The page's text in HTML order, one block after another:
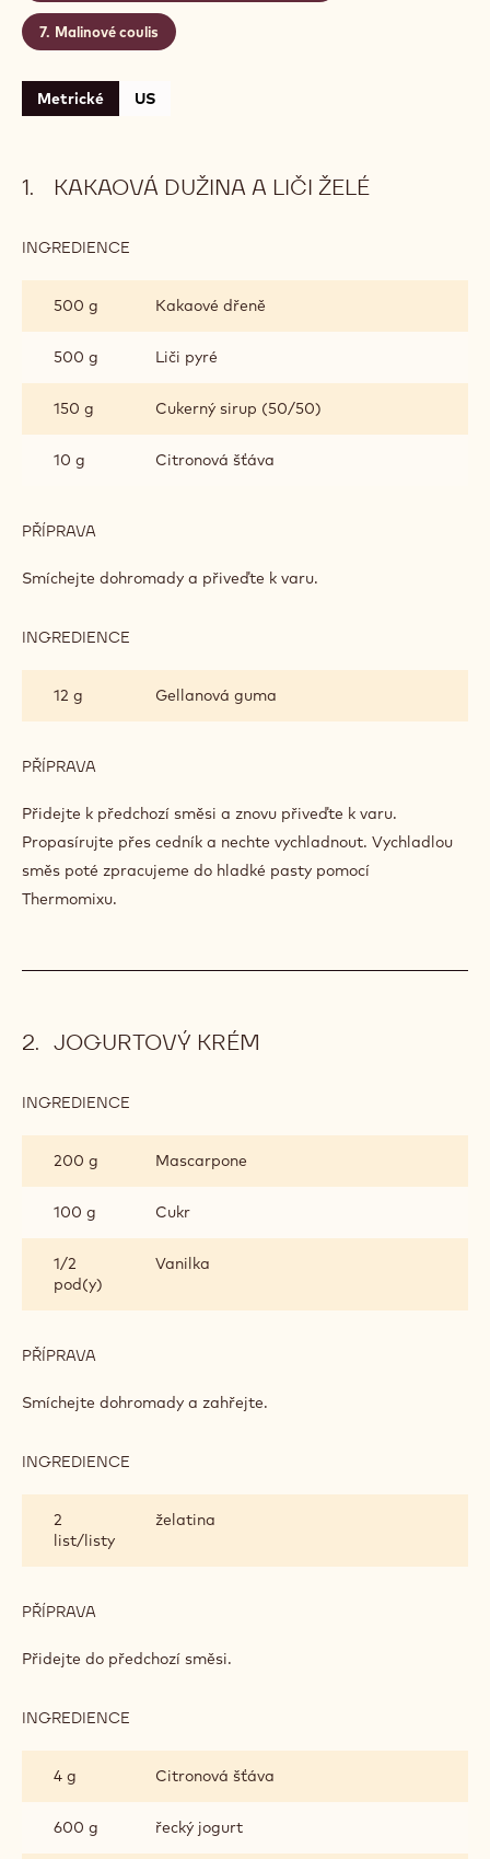
Malinové coulis
Metrické US
KAKAOVÁ DUŽINA A LIČI ŽELÉ
INGREDIENCE
LIČI
ŽELÉ
500 g Kakaové dřeně
500 g Liči pyré
150 g Cukerný sirup (50/50)
10 g Citronová šťáva
PŘÍPRAVA
DUŽINA
ŽELÉ
Smíchejte dohromady a přiveďte k varu.
INGREDIENCE
LIČI
12 g Gellanová guma
PŘÍPRAVA
DUŽINA
A
LIČI
ŽELÉ
Přidejte k předchozí směsi a znovu přiveďte k varu.
Propasírujte přes cedník a nechte vychladnout. Vychladlou
směs poté zpracujeme do hladké pasty pomocí
Thermomixu.
JOGURTOVÝ KRÉM
INGREDIENCE
200 g
Mascarpone
100 g Cukr
1/2
pod(y)
Vanilka
PŘÍPRAVA
KRÉM
Smíchejte dohromady a zahřejte.
INGREDIENCE
2
list/listy
želatina
PŘÍPRAVA
KRÉM
Přidejte do předchozí směsi.
INGREDIENCE
4 g
Citronová šťáva
600 g řecký jogurt